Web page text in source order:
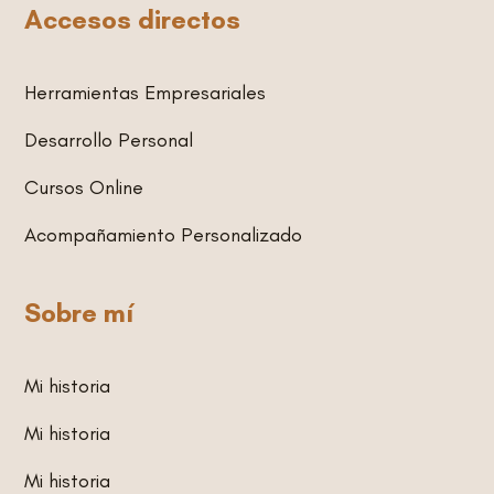
a
a
m
e
n
s
p
Accesos directos
Herramientas Empresariales
Desarrollo Personal
Cursos Online
Acompañamiento Personalizado
Sobre mí
Mi historia
Mi historia
Mi historia